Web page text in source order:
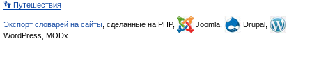
👣 Путешествия
Экспорт словарей на сайты , сделанные на PHP, Joomla,
Drupal,
WordPress, MODx.